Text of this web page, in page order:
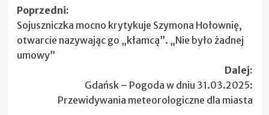
Zobacz
wpisy
Poprzedni:
Sojuszniczka mocno krytykuje Szymona Hołownię,
otwarcie nazywając go „kłamcą”. „Nie było żadnej
umowy”
Dalej:
Gdańsk – Pogoda w dniu 31.03.2025:
Przewidywania meteorologiczne dla miasta